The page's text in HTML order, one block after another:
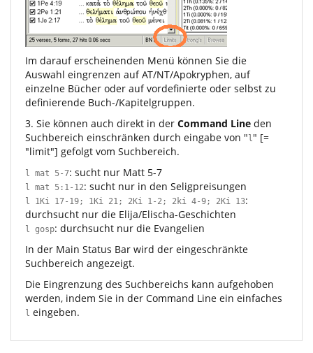
Im darauf erscheinenden Menü können Sie die
Auswahl eingrenzen auf AT/NT/Apokryphen, auf
einzelne Bücher oder auf vordefinierte oder selbst zu
definierende Buch-/Kapitelgruppen.
3. Sie können auch direkt in der Command Line den
Suchbereich einschränken durch eingabe von " l" [=
"limit"] gefolgt vom Suchbereich.
l mat 5-7: sucht nur Matt 5-7
l mat 5:1-12: sucht nur in den Seligpreisungen
l 1Ki 17-19; 1Ki 21; 2Ki 1-2; 2ki 4-9; 2Ki 13:
durchsucht nur die Elija/Elischa-Geschichten
l gosp: durchsucht nur die Evangelien
In der Main Status Bar wird der eingeschränkte
Suchbereich angezeigt.
Die Eingrenzung des Suchbereichs kann aufgehoben
werden, indem Sie in der Command Line ein einfaches
l eingeben.